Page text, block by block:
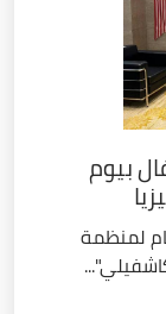
بيوم
لمنظمة